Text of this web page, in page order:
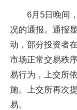
6月5日晚间
况的通报。通报
动，部分投资者
市场正常交易秩
易行为，上交所
施。上交所再次
易。